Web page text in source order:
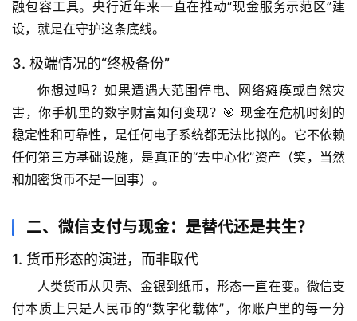
融包容工具。央行近年来一直在推动“现金服务示范区”建
设，就是在守护这条底线。
3. 极端情况的“终极备份”
你想过吗？如果遭遇大范围停电、网络瘫痪或自然灾
害，你手机里的数字财富如何变现？🎯 现金在危机时刻的
稳定性和可靠性，是任何电子系统都无法比拟的。它不依赖
任何第三方基础设施，是真正的“去中心化”资产（笑，当然
和加密货币不是一回事）。
二、微信支付与现金：是替代还是共生？
1. 货币形态的演进，而非取代
人类货币从贝壳、金银到纸币，形态一直在变。 微信支
付本质上只是人民币的“数字化载体”，你账户里的每一分